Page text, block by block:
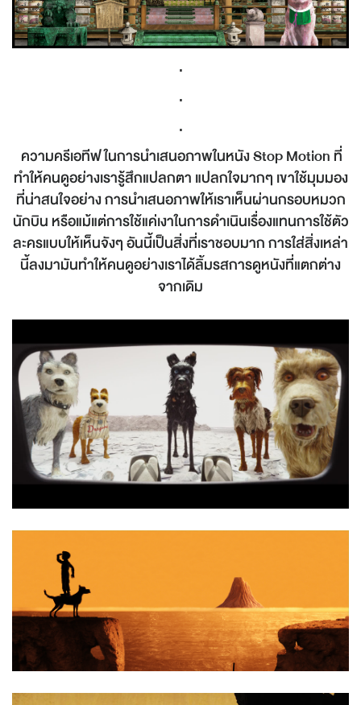
.
.
.
ความครีเอทีฟในการนำเสนอภาพในหนัง Stop Motion ที่
ทำให้คนดูอย่างเรารู้สึกแปลกตา แปลกใจมากๆ เขาใช้มุมมอง
ที่น่าสนใจอย่าง การนำเสนอภาพให้เราเห็นผ่านกรอบหมวก
นักบิน หรือแม้แต่การใช้แค่เงาในการดำเนินเรื่องแทนการใช้ตัว
ละครแบบให้เห็นจังๆ อันนี้เป็นสิ่งที่เราชอบมาก การใส่สิ่งเหล่า
นี้ลงมามันทำให้คนดูอย่างเราได้ลิ้มรสการดูหนังที่แตกต่าง
จากเดิม